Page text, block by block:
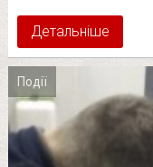
Детальніше
Події